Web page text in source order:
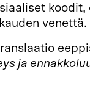
venettä.
ja